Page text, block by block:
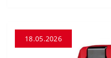
18.05.2026